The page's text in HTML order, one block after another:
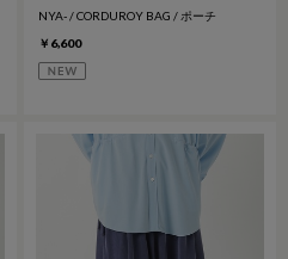
NYA- / CORDUROY BAG / ポーチ
￥6,600